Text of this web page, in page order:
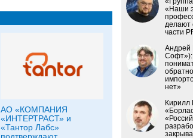
АО «КОМПАНИЯ
«ИНТЕРТРАСТ» и
«Тантор Лабс»
«Наши
делают
части
Андрей
Софт»):
нет»
Кирилл